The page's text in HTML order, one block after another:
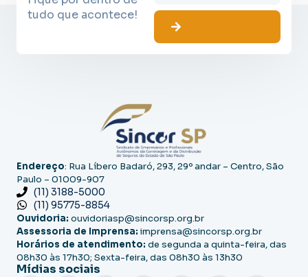
tudo que acontece!
Endereço: Rua Líbero Badaró, 293, 29º andar – Centro, São
Paulo – 01009-907
(11) 3188-5000
(11) 95775-8854
Ouvidoria: ouvidoriasp@sincorsp.org.br
Assessoria de Imprensa: imprensa@sincorsp.org.br
Horários de atendimento: de segunda a quinta-feira, das
08h30 às 17h30; Sexta-feira, das 08h30 às 13h30
Mídias sociais